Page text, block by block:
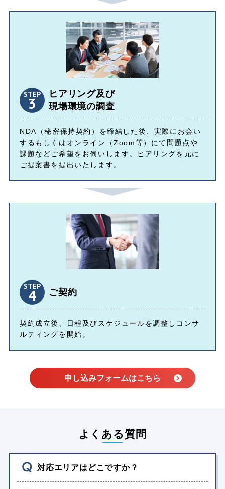
STEP
3
ヒアリング及び
現場環境の調査
NDA（秘密保持契約）を締結した後、実際にお会い
するもしくはオンライン（Zoom等）にて問題点や
課題などご希望をお伺いします。ヒアリングを元に
ご提案書を提出いたします。
STEP
4 ご契約
契約成⽴後、⽇程及びスケジュールを調整しコンサ
ルティングを開始。
申し込みフォームはこちら
よくある質問
対応エリアはどこですか？